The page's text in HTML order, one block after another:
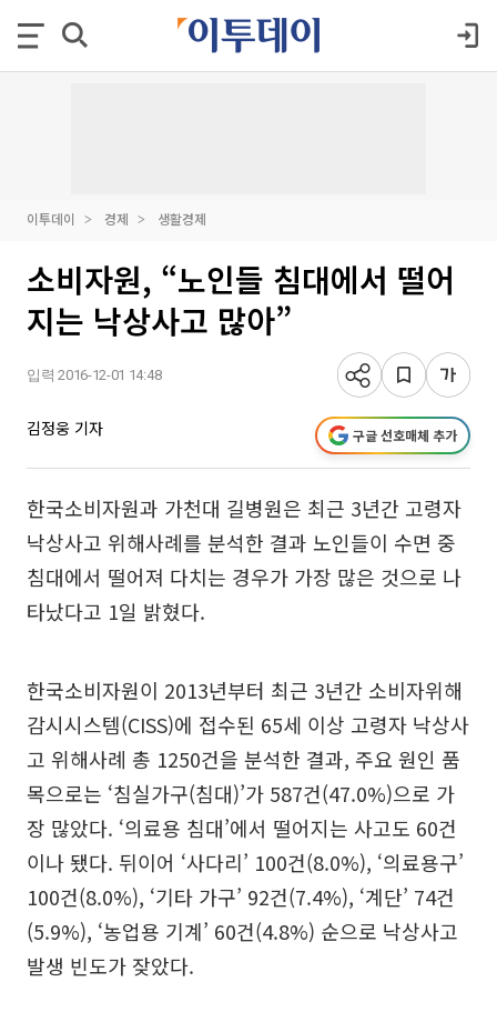
이투데이 경제 생활경제
소비자원, “노인들 침대에서 떨어
지는 낙상사고 많아”
입력 2016-12-01 14:48
김정웅 기자 구글 선호매체 추가
한국소비자원과 가천대 길병원은 최근 3년간 고령자
낙상사고 위해사례를 분석한 결과 노인들이 수면 중
침대에서 떨어져 다치는 경우가 가장 많은 것으로 나
타났다고 1일 밝혔다.
한국소비자원이 2013년부터 최근 3년간 소비자위해
감시시스템(CISS)에 접수된 65세 이상 고령자 낙상사
고 위해사례 총 1250건을 분석한 결과, 주요 원인 품
목으로는 ‘침실가구(침대)’가 587건(47.0%)으로 가
장 많았다. ‘의료용 침대’에서 떨어지는 사고도 60건
이나 됐다. 뒤이어 ‘사다리’ 100건(8.0%), ‘의료용구’
100건(8.0%), ‘기타 가구’ 92건(7.4%), ‘계단’ 74건
(5.9%), ‘농업용 기계’ 60건(4.8%) 순으로 낙상사고
발생 빈도가 잦았다.